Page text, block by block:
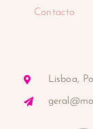
Contacto
Lisboa,